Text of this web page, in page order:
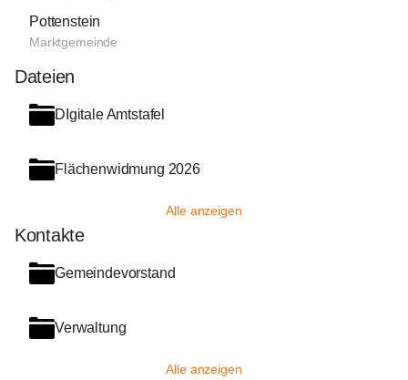
Pottenstein
Marktgemeinde
Dateien
DIgitale Amtstafel
Flächenwidmung 2026
Alle anzeigen
Kontakte
Gemeindevorstand
Verwaltung
Alle anzeigen